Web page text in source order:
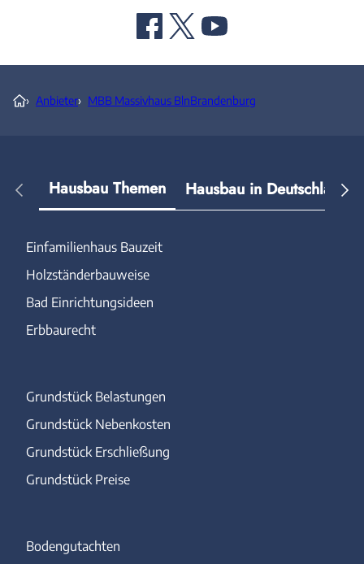
› Anbieter› MBB Massivhaus BlnBrandenburg
Hausbau Themen Hausbau in Deutschland
Einfamilienhaus Bauzeit
Holzständerbauweise
Bad Einrichtungsideen
Erbbaurecht
Grundstück Belastungen
Grundstück Nebenkosten
Grundstück Erschließung
Grundstück Preise
Bodengutachten